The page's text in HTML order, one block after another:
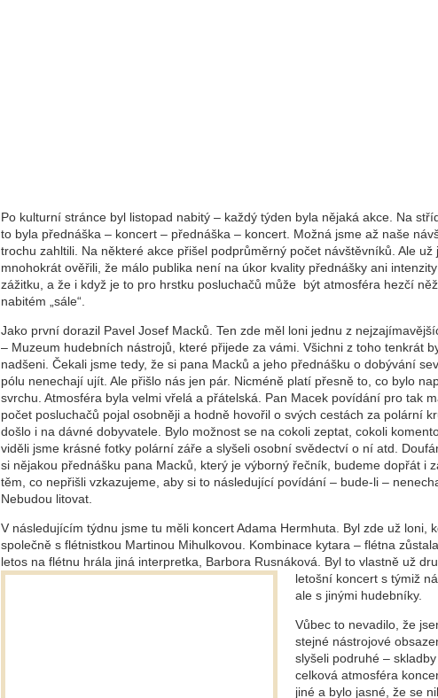
Po kulturní stránce byl listopad nabitý – každý týden byla nějaká akce. Na
to byla přednáška – koncert – přednáška – koncert. Možná jsme až naše
trochu zahltili. Na některé akce přišel podprůměrný počet návštěvníků. Ale už
mnohokrát ověřili, že málo publika není na úkor kvality přednášky ani intenzity
zážitku, a že i když je to pro hrstku posluchačů může být atmosféra hezčí
nabitém „sále“.
Jako první dorazil Pavel Josef Macků. Ten zde měl loni jednu z
– Muzeum hudebních nástrojů, které přijede za vámi. Všichni z toho tenkrát
nadšeni. Čekali jsme tedy, že si pana Macků a jeho přednášku o dobývání
pólu nenechají ujít. Ale přišlo nás jen pár. Nicméně platí přesně to, co bylo
svrchu. Atmosféra byla velmi vřelá a přátelská. Pan Macek povídání pro tak
počet posluchačů pojal osobněji a hodně hovořil o svých cestách za polární
došlo i na dávné dobyvatele. Bylo možnost se na cokoli zeptat, cokoli
viděli jsme krásné fotky polární záře a slyšeli osobní svědectví o ní atd.
si nějakou přednášku pana Macků, který je výborný řečník, budeme dopřát i
těm, co nepřišli vzkazujeme, aby si to následující povídání – bude-li –
Nebudou litovat.
V následujícím týdnu jsme tu měli koncert Adama Hermhuta. Byl zde už loni,
společně s flétnistkou Martinou Mihulkovou. Kombinace kytara – flétna
letos na flétnu hrála jiná interpretka, Barbora Rusnáková. Byl to vlastně už
letošní koncert s týmiž
ale s jinými hudebníky.
Vůbec to nevadilo, že
stejné nástrojové
slyšeli podruhé –
celková atmosféra
jiné a bylo jasné, že se